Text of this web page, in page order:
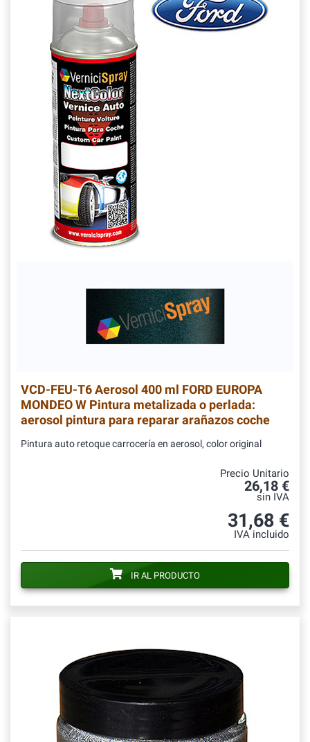
VCD-FEU-T6Aerosol 400 ml FORD EUROPA
MONDEO W Pintura metalizada o perlada:
aerosol pintura para reparar arañazos coche
Pintura auto retoque carrocería en aerosol, color original
Precio Unitario
26,18 €
sin IVA
31,68 €
IVA incluido
IR AL PRODUCTO